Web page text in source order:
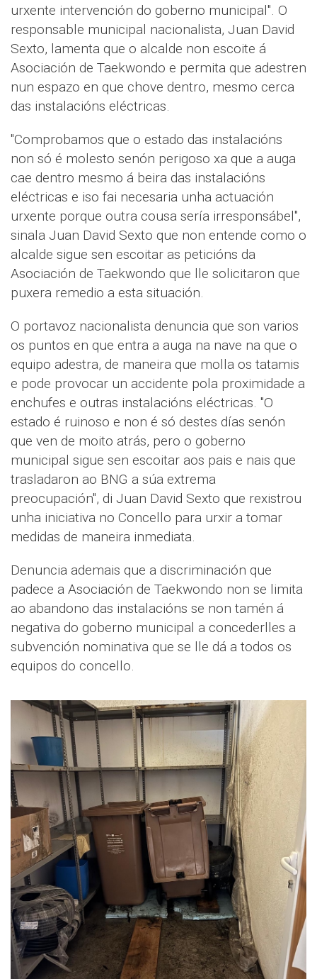
urxente intervención do goberno municipal". O
responsable municipal nacionalista, Juan David
Sexto, lamenta que o alcalde non escoite á
Asociación de Taekwondo e permita que adestren
nun espazo en que chove dentro, mesmo cerca
das instalacións eléctricas.
"Comprobamos que o estado das instalacións
non só é molesto senón perigoso xa que a auga
cae dentro mesmo á beira das instalacións
eléctricas e iso fai necesaria unha actuación
urxente porque outra cousa sería irresponsábel",
sinala Juan David Sexto que non entende como o
alcalde sigue sen escoitar as peticións da
Asociación de Taekwondo que lle solicitaron que
puxera remedio a esta situación.
O portavoz nacionalista denuncia que son varios
os puntos en que entra a auga na nave na que o
equipo adestra, de maneira que molla os tatamis
e pode provocar un accidente pola proximidade a
enchufes e outras instalacións eléctricas. "O
estado é ruinoso e non é só destes días senón
que ven de moito atrás, pero o goberno
municipal sigue sen escoitar aos pais e nais que
trasladaron ao BNG a súa extrema
preocupación", di Juan David Sexto que rexistrou
unha iniciativa no Concello para urxir a tomar
medidas de maneira inmediata.
Denuncia ademais que a discriminación que
padece a Asociación de Taekwondo non se limita
ao abandono das instalacións se non tamén á
negativa do goberno municipal a concederlles a
subvención nominativa que se lle dá a todos os
equipos do concello.